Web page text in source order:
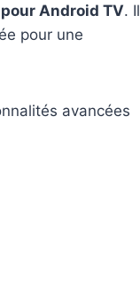
Android TV. Il
pour une
avancées